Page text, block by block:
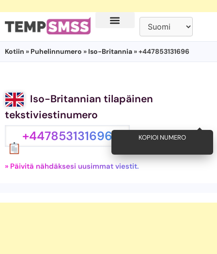
Kotiin » Puhelinnumero » Iso-Britannia » +447853131696
Iso-Britannian tilapäinen
tekstiviestinumero
+447853131696 KOPIOI NUMERO
» Päivitä nähdäksesi uusimmat viestit.